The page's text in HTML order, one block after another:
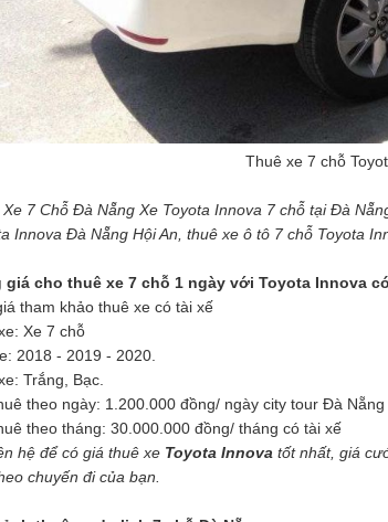
Thuê xe 7 chỗ
Xe 7 Chỗ Đà Nẵng Xe Toyota Innova 7 chỗ tại Đà
Innova Đà Nẵng Hội An, thuê xe ô tô 7 chỗ Toyota
giá cho thuê xe 7 chỗ 1 ngày với Toyota Innova
tham khảo thuê xe có tài xế
Xe 7 chỗ
2018 - 2019 - 2020.
Trắng, Bạc.
theo ngày: 1.200.000 đồng/ ngày city tour Đà Nẵng
theo tháng: 30.000.000 đồng/ tháng có tài xế
hệ để có giá thuê xe Toyota Innova tốt nhất, giá
chuyến đi của bạn.